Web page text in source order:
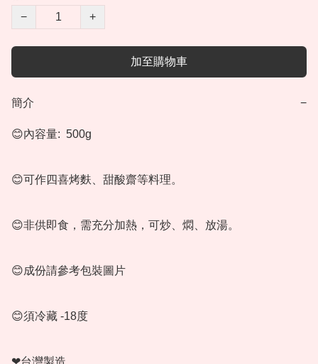
−
+
加至購物車
簡介 −
😊內容量:  500g
😊可作四喜烤麩、甜酸齋等料理。
😊非供即食，需充分加熱，可炒、燜、放湯。
😊成份請參考包裝圖片
😊須冷藏 -18度
❤台灣製造